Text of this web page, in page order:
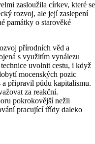
zasloužila církev, které se
rozvoj, ale její zaslepení
památky o starověké
přírodních věd a
s využitím vynálezu
uvolnit cestu, i když
mocenských pozic
připravil půdu kapitalismu.
za reakční.
pokrokovější nežli
pracující třídy daleko